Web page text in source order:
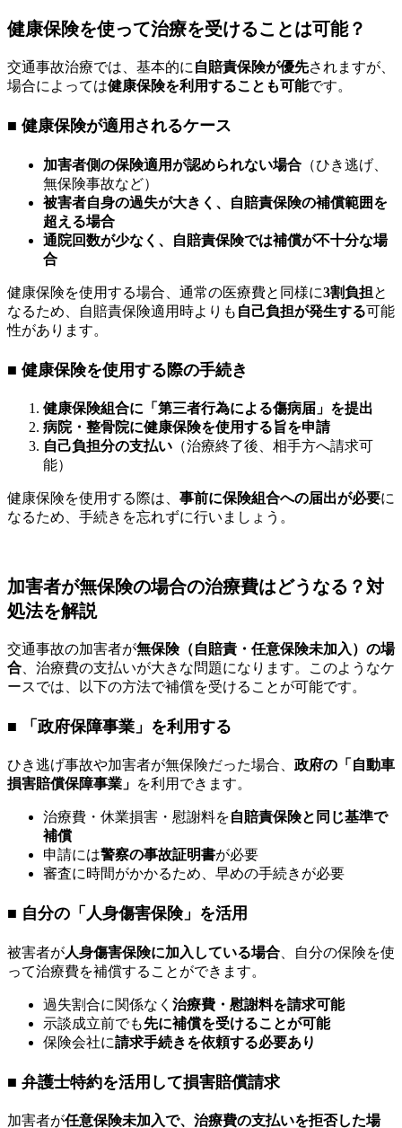
健康保険を使って治療を受けることは可能？
交通事故治療では、基本的に 自賠責保険が優先されますが、
場合によっては健康保険を利用することも可能です。
■ 健康保険が適用されるケース
加害者側の保険適用が認められない場合 （ひき逃げ、
無保険事故など）
被害者自身の過失が大きく、自賠責保険の補償範囲を
超える場合
通院回数が少なく、自賠責保険では補償が不十分な場
合
健康保険を使用する場合、通常の医療費と同様に3割負担と
なるため、自賠責保険適用時よりも 自己負担が発生する可能
性があります。
■ 健康保険を使用する際の手続き
健康保険組合に「第三者行為による傷病届」を提出
病院・整骨院に健康保険を使用する旨を申請
自己負担分の支払い （治療終了後、相手方へ請求可
能）
健康保険を使用する際は、 事前に保険組合への届出が必要に
なるため、手続きを忘れずに行いましょう。
加害者が無保険の場合の治療費はどうなる？対
処法を解説
交通事故の加害者が無保険（自賠責・任意保険未加入）の場
合 、治療費の支払いが大きな問題になります。このようなケ
ースでは、以下の方法で補償を受けることが可能です。
■ 「政府保障事業」を利用する
ひき逃げ事故や加害者が無保険だった場合、 政府の「自動車
損害賠償保障事業」 を利用できます。
治療費・休業損害・慰謝料を自賠責保険と同じ基準で
補償
申請には警察の事故証明書が必要
審査に時間がかかるため、早めの手続きが必要
■ 自分の「人身傷害保険」を活用
被害者が人身傷害保険に加入している場合 、自分の保険を使
って治療費を補償することができます。
過失割合に関係なく 治療費・慰謝料を請求可能
示談成立前でも先に補償を受けることが可能
保険会社に請求手続きを依頼する必要あり
■ 弁護士特約を活用して損害賠償請求
加害者が任意保険未加入で、治療費の支払いを拒否した場